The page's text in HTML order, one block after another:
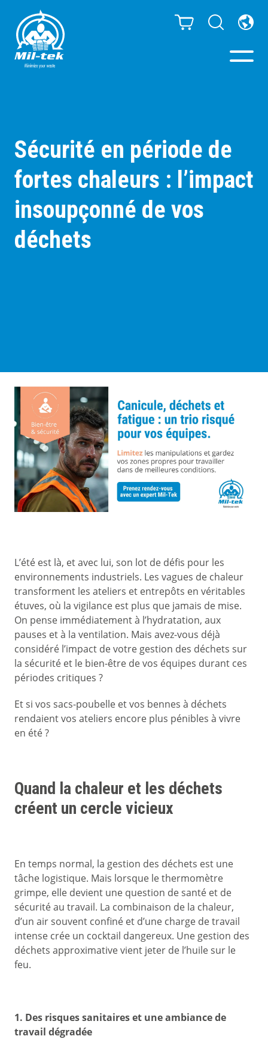
Webshop
Poubelles de tri
Contact
Sécurité en période de
fortes chaleurs : l’impact
insoupçonné de vos
déchets
L’été est là, et avec lui, son lot de défis pour les
environnements industriels. Les vagues de chaleur
transforment les ateliers et entrepôts en véritables
étuves, où la vigilance est plus que jamais de mise.
On pense immédiatement à l’hydratation, aux
pauses et à la ventilation. Mais avez-vous déjà
considéré l’impact de votre gestion des déchets sur
la sécurité et le bien-être de vos équipes durant ces
périodes critiques ?
Et si vos sacs-poubelle et vos bennes à déchets
rendaient vos ateliers encore plus pénibles à vivre
en été ?
Quand la chaleur et les déchets
créent un cercle vicieux
En temps normal, la gestion des déchets est une
tâche logistique. Mais lorsque le thermomètre
grimpe, elle devient une question de santé et de
sécurité au travail. La combinaison de la chaleur,
d’un air souvent confiné et d’une charge de travail
intense crée un cocktail dangereux. Une gestion des
déchets approximative vient jeter de l’huile sur le
feu.
1. Des risques sanitaires et une ambiance de
travail dégradée